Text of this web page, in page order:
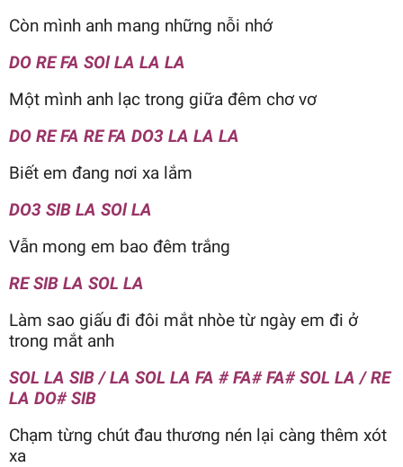
Còn mình anh mang những nỗi nhớ
DO RE FA SOl LA LA LA
Một mình anh lạc trong giữa đêm chơ vơ
DO RE FA RE FA DO3 LA LA LA
Biết em đang nơi xa lắm
DO3 SIB LA SOl LA
Vẫn mong em bao đêm trắng
RE SIB LA SOL LA
Làm sao giấu đi đôi mắt nhòe từ ngày em đi ở
trong mắt anh
SOL LA SIB / LA SOL LA FA # FA# FA# SOL LA / RE
LA DO# SIB
Chạm từng chút đau thương nén lại càng thêm xót
xa